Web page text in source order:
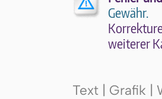
Gewähr.
wei­te­rer
Text | Grafik |